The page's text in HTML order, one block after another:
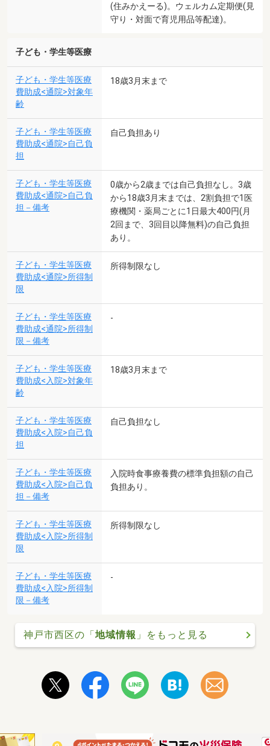
(住みかえーる)。ウェルカム定期便(見
守り・対面で育児用品等配達)。
子ども・学生等医療
子ども・学生等医療
費助成<通院>対象年
齢
18歳3月末まで
子ども・学生等医療
費助成<通院>自己負
担
自己負担あり
子ども・学生等医療
費助成<通院>自己負
担－備考
0歳から2歳までは自己負担なし。3歳
から18歳3月末までは、2割負担で1医
療機関・薬局ごとに1日最大400円(月
2回まで、3回目以降無料)の自己負担
あり。
子ども・学生等医療
費助成<通院>所得制
限
所得制限なし
子ども・学生等医療
費助成<通院>所得制
限－備考
-
子ども・学生等医療
費助成<入院>対象年
齢
18歳3月末まで
子ども・学生等医療
費助成<入院>自己負
担
自己負担なし
子ども・学生等医療
費助成<入院>自己負
担－備考
入院時食事療養費の標準負担額の自己
負担あり。
子ども・学生等医療
費助成<入院>所得制
限
所得制限なし
子ども・学生等医療
費助成<入院>所得制
限－備考
-
神戸市西区の「地域情報 」をもっと見る